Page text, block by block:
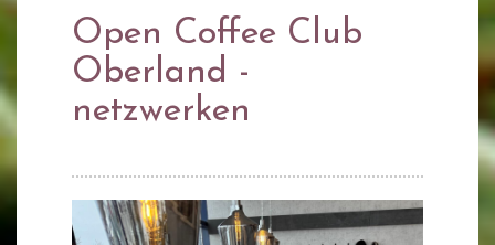
Open Coffee Club
Oberland -
netzwerken